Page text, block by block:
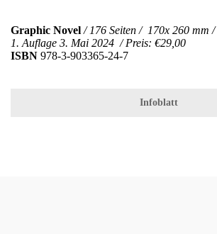
Graphic Novel / 176 Seiten / 170x 260 mm
1. Auflage 3. Mai 2024 / Preis: €29,00
ISBN 978-3-903365-24-7
Infoblatt